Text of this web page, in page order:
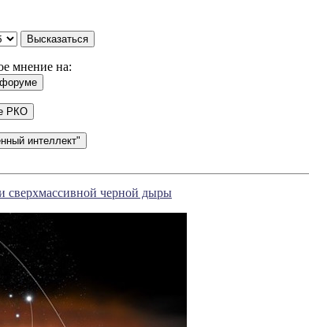
мнение на:
сверхмассивной черной дыры